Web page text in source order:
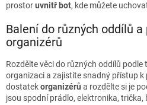
prostoruvnitř bot, kde můžete
Balení do různých oddílů
organizérů
Rozdělte věci do různých oddílů
organizaci a zajistíte snadný přístup k
dostatekorganizérů a rozdělte si je
jsou spodní prádlo, elektronika, trička,